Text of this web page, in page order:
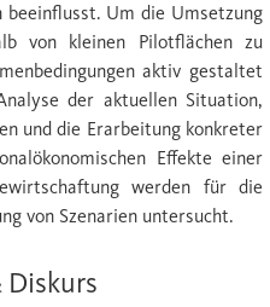
beeinflusst. Um die Umsetzung
von kleinen Pilotflächen zu
aktiv gestaltet
der aktuellen Situation,
und die Erarbeitung konkreter
Effekte einer
werden für die
von Szenarien untersucht.
Diskurs